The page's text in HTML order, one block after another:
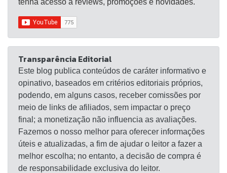
Transparência Editorial
Este blog publica conteúdos de caráter informativo e
opinativo, baseados em critérios editoriais próprios,
podendo, em alguns casos, receber comissões por
meio de links de afiliados, sem impactar o preço
final; a monetização não influencia as avaliações.
Fazemos o nosso melhor para oferecer informações
úteis e atualizadas, a fim de ajudar o leitor a fazer a
melhor escolha; no entanto, a decisão de compra é
de responsabilidade exclusiva do leitor.